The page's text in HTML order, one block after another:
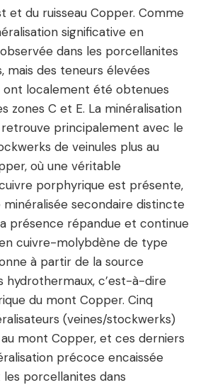
et du ruisseau Copper. Comme
significative en
dans les porcellanites
mais des teneurs élevées
ont localement été obtenues
zones C et E. La minéralisation
principalement avec le
de veinules plus au
où une véritable
porphyrique est présente,
secondaire distincte
présence répandue et continue
cuivre-molybdène de type
à partir de la source
hydrothermaux, c’est-à-dire
du mont Copper. Cinq
(veines/stockwerks)
mont Copper, et ces derniers
précoce encaissée
porcellanites dans